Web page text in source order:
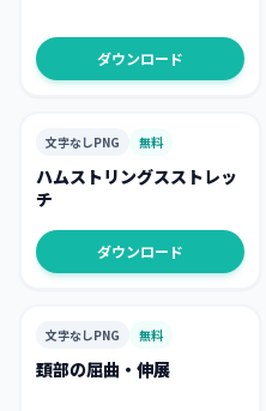
ダウンロード
文字なしPNG 無料
ハムストリングスストレッ
チ
ダウンロード
文字なしPNG 無料
頚部の屈曲・伸展